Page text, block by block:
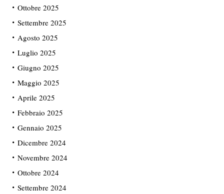
Ottobre 2025
Settembre 2025
Agosto 2025
Luglio 2025
Giugno 2025
Maggio 2025
Aprile 2025
Febbraio 2025
Gennaio 2025
Dicembre 2024
Novembre 2024
Ottobre 2024
Settembre 2024